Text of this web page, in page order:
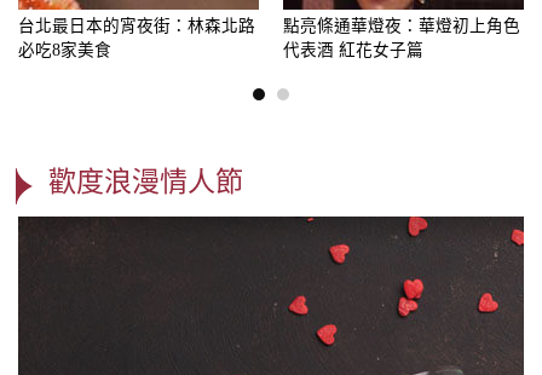
台北最日本的宵夜街：林森北路
必吃8家美食
點亮條通華燈夜：華燈初上角色
代表酒 紅花女子篇
歡度浪漫情人節